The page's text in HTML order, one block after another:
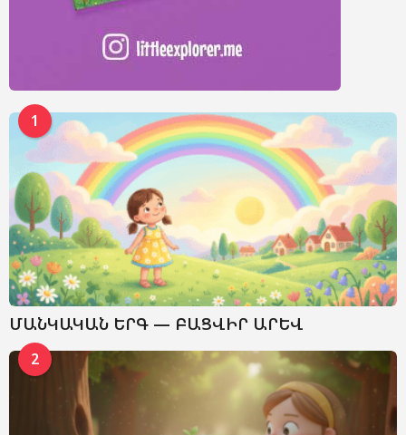
1
ՄԱՆԿԱԿԱՆ ԵՐԳ — ԲԱՑՎԻՐ ԱՐԵՎ
2